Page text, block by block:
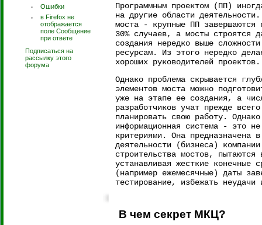
Ошибки
в Firefox не
отображается
поле Сообщение
при ответе
Подписаться на
рассылку этого
форума
Программным проектом (ПП)
на другие области
моста - крупные ПП завершаются
30% случаев, а мосты строятся
создания нередко выше
ресурсам. Из этого нередко
хороших руководителей
Однако проблема скрывается
элементов моста можно
уже на этапе ее создания, а
разработчиков учат прежде
планировать свою работу.
информационная система - это
критериями. Она предназначена
деятельности (бизнеса)
строительства мостов,
устанавливая жесткие конечные
(например ежемесячные) даты
тестирование, избежать
В чем секрет МКЦ?